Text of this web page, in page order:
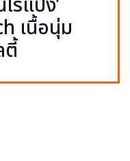
เนื้อนุ่ม
ตี้